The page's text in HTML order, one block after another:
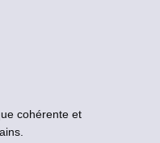
cohérente et